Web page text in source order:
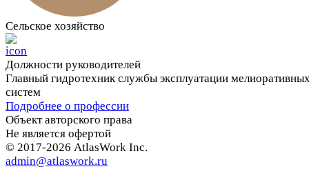
Сельское хозяйство
Должности руководителей
Главный гидротехник службы эксплуатации
систем
Подробнее о профессии
Объект авторского права
Не является офертой
© 2017-2026 AtlasWork Inc.
admin@atlaswork.ru